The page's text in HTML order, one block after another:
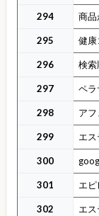
294 商品
295 健康
296 検索
297 ペラ
298 ア
299 エ
300
301 エ
302 エ